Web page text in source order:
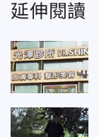
延伸閱讀